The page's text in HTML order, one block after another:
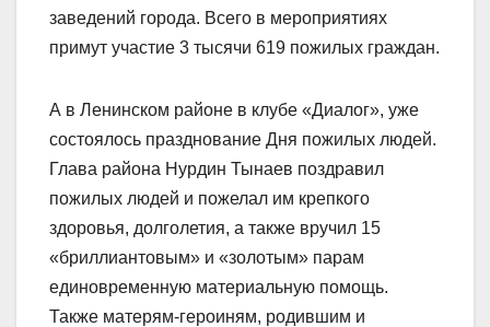
заведений города. Всего в мероприятиях
примут участие 3 тысячи 619 пожилых граждан.
А в Ленинском районе в клубе «Диалог», уже
состоялось празднование Дня пожилых людей.
Глава района Нурдин Тынаев поздравил
пожилых людей и пожелал им крепкого
здоровья, долголетия, а также вручил 15
«бриллиантовым» и «золотым» парам
единовременную материальную помощь.
Также матерям-героиням, родившим и